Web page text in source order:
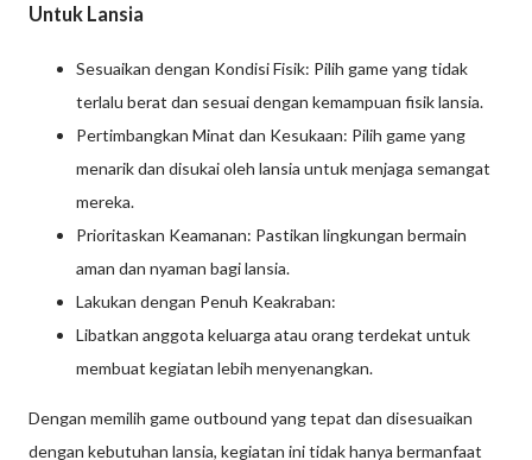
Untuk Lansia
Sesuaikan dengan Kondisi Fisik: Pilih game yang tidak
terlalu berat dan sesuai dengan kemampuan fisik lansia.
Pertimbangkan Minat dan Kesukaan: Pilih game yang
menarik dan disukai oleh lansia untuk menjaga semangat
mereka.
Prioritaskan Keamanan: Pastikan lingkungan bermain
aman dan nyaman bagi lansia.
Lakukan dengan Penuh Keakraban:
Libatkan anggota keluarga atau orang terdekat untuk
membuat kegiatan lebih menyenangkan.
Dengan memilih game outbound yang tepat dan disesuaikan
dengan kebutuhan lansia, kegiatan ini tidak hanya bermanfaat